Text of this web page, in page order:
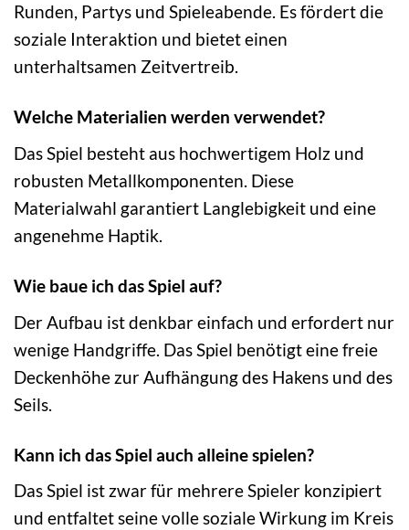
Runden, Partys und Spieleabende. Es fördert die
soziale Interaktion und bietet einen
unterhaltsamen Zeitvertreib.
Welche Materialien werden verwendet?
Das Spiel besteht aus hochwertigem Holz und
robusten Metallkomponenten. Diese
Materialwahl garantiert Langlebigkeit und eine
angenehme Haptik.
Wie baue ich das Spiel auf?
Der Aufbau ist denkbar einfach und erfordert nur
wenige Handgriffe. Das Spiel benötigt eine freie
Deckenhöhe zur Aufhängung des Hakens und des
Seils.
Kann ich das Spiel auch alleine spielen?
Das Spiel ist zwar für mehrere Spieler konzipiert
und entfaltet seine volle soziale Wirkung im Kreis